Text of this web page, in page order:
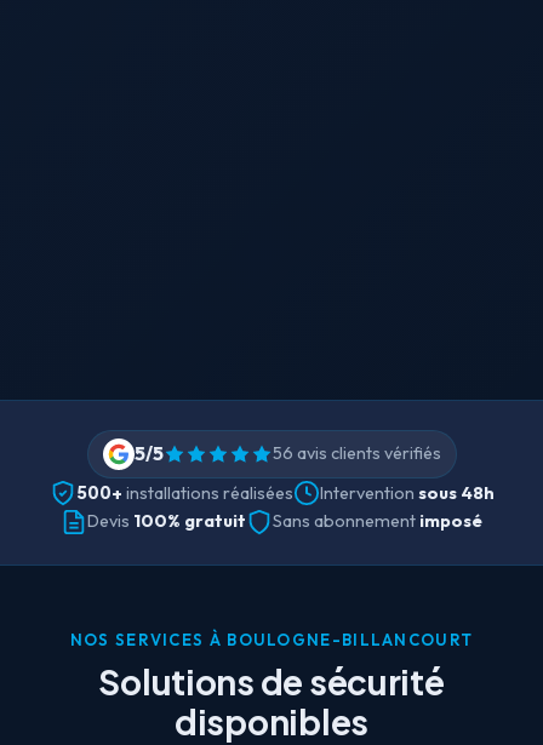
5/5
56 avis clients vérifiés
500+ installations réalisées Intervention sous 48h
Devis 100% gratuit Sans abonnement imposé
NOS SERVICES À BOULOGNE-BILLANCOURT
Solutions de sécurité
disponibles